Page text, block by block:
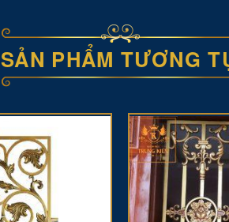
SẢN PHẨM TƯƠNG